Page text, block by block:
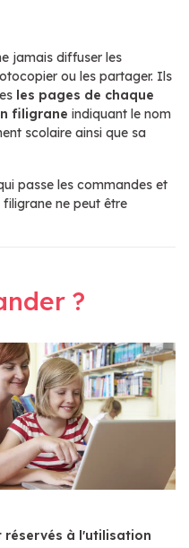
jamais diffuser les
ou les partager. Ils
les pages de chaque
filigrane indiquant le nom
scolaire ainsi que sa
passe les commandes et
ne peut être
?
réservés à l'utilisation